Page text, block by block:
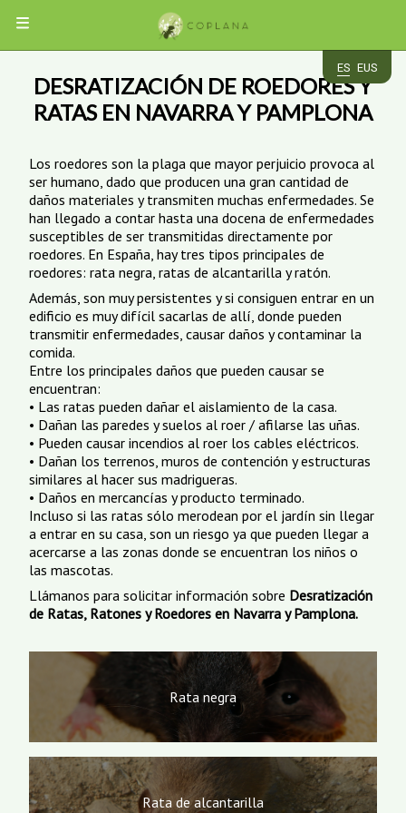
EMPRESA
CUCARACHAS
ROEDORES
HORMIGAS
INSECTOS
VOLADORES
AVES
CHINCHES
TERMITAS
SERVICIOS
DESRATIZACIÓN
DESINSECTACIÓN
DESINFECCIÓN
CONTROL
TRATAMIENTOS
MADERA
APP
ACCESO
CLIENTES
CONTACTO
ES EUS
DESRATIZACIÓN DE ROEDORES Y
RATAS EN NAVARRA Y PAMPLONA
Los roedores son la plaga que mayor perjuicio provoca al
ser humano, dado que producen una gran cantidad de
daños materiales y transmiten muchas enfermedades. Se
han llegado a contar hasta una docena de enfermedades
susceptibles de ser transmitidas directamente por
roedores. En España, hay tres tipos principales de
roedores: rata negra, ratas de alcantarilla y ratón.
Además, son muy persistentes y si consiguen entrar en un
edificio es muy difícil sacarlas de allí, donde pueden
transmitir enfermedades, causar daños y contaminar la
comida.
Entre los principales daños que pueden causar se
encuentran:
• Las ratas pueden dañar el aislamiento de la casa.
• Dañan las paredes y suelos al roer / afilarse las uñas.
• Pueden causar incendios al roer los cables eléctricos.
• Dañan los terrenos, muros de contención y estructuras
similares al hacer sus madrigueras.
• Daños en mercancías y producto terminado.
Incluso si las ratas sólo merodean por el jardín sin llegar
a entrar en su casa, son un riesgo ya que pueden llegar a
acercarse a las zonas donde se encuentran los niños o
las mascotas.
Llámanos para solicitar información sobre Desratización
de Ratas, Ratones y Roedores en Navarra y Pamplona.
Rata negra
Rata de alcantarilla